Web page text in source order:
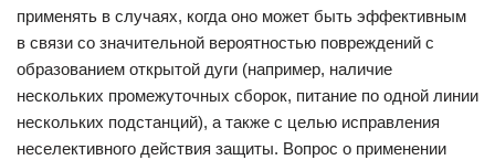
применять в случаях, когда оно может быть эффективным
в связи со значительной вероятностью повреждений с
образованием открытой дуги (например, наличие
нескольких промежуточных сборок, питание по одной линии
нескольких подстанций), а также с целью исправления
неселективного действия защиты. Вопрос о применении